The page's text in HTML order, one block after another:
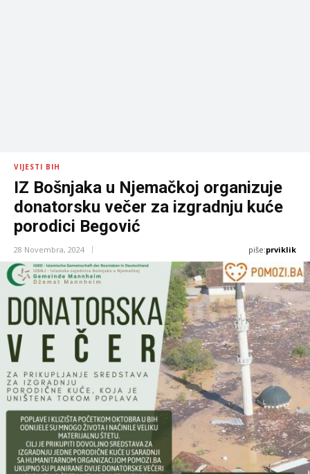
VIJESTI BIH
IZ Bošnjaka u Njemačkoj organizuje
donatorsku večer za izgradnju kuće
porodici Begović
28 Novembra, 2024 piše:prviklik